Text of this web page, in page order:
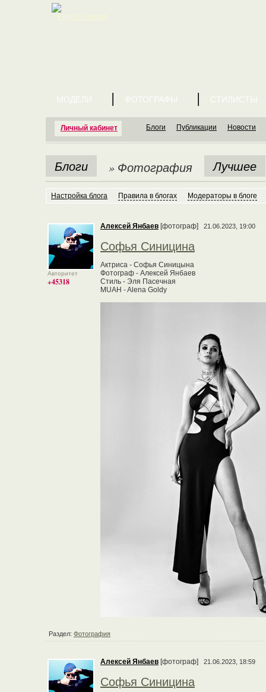
Личный кабинет
МОДЕЛИ ФОТОГРАФЫ СТИЛИСТЫ
Блоги Публикации Новости
Блоги » Фотография Лучшее
Настройка блога Правила в блогах Модераторы в блоге
Авторитет
+45318
Алексей Янбаев [фотограф] 21.06.2023, 19:00
Софья Синицина
Актриса - Софья Синицына
Фотограф - Алексей Янбаев
Стиль - Эля Пасечная
MUAH - Alena Goldy
Раздел: Фотография
Алексей Янбаев [фотограф] 21.06.2023, 18:59
Софья Синицина